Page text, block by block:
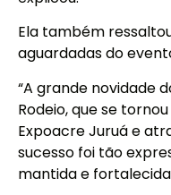
Ela também
aguardadas do
“A grande novidade
Rodeio, que se
Expoacre Juruá e
sucesso foi tão
mantida e